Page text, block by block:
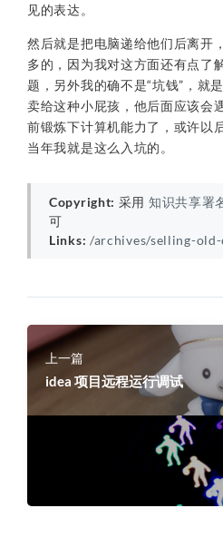
见的表达。
然后就是把电脑递给他们后离开
多的，因为我对这方面还有点了
题，另外我的确不是“坑钱”，就
卖给这种小屁孩，他后面应该会
前锻炼下计算机能力了，或许以
当年我就是这么入坑的。
Copyright: 采用 知识共享署
可
Links: /archives/selling-
上一篇
idea 项目远程运行调试